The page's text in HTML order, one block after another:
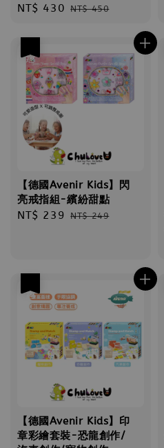
Sale
NT$ 430 Regular
NT$ 450
【德國Avenir Kids】閃
亮戒指組-繽紛甜點
Sale
NT$ 239 Regular
NT$ 249
【德國Avenir Kids】印
章彩繪套裝-恐龍創作/